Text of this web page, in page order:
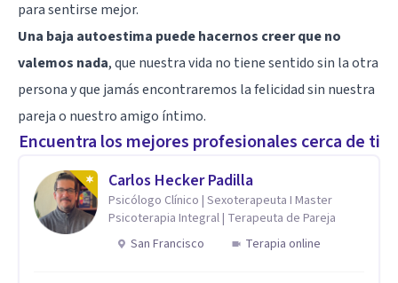
para sentirse mejor.
Una baja autoestima puede hacernos creer que no
valemos nada, que nuestra vida no tiene sentido sin la otra
persona y que jamás encontraremos la felicidad sin nuestra
pareja o nuestro amigo íntimo.
Encuentra los mejores profesionales cerca de ti
Carlos Hecker Padilla
Psicólogo Clínico | Sexoterapeuta I Master
Psicoterapia Integral | Terapeuta de Pareja
San Francisco
Terapia online